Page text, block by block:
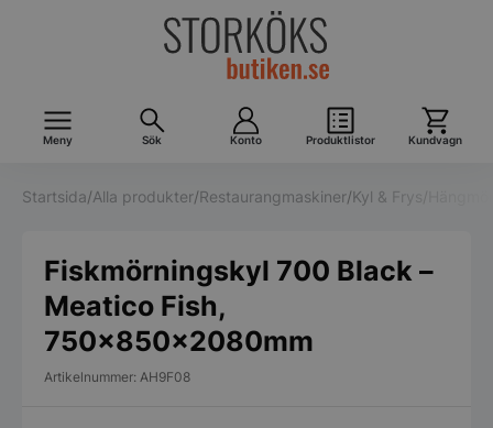
Meny Sök Konto Produktlistor Kundvagn
Startsida/Alla produkter/Restaurangmaskiner/Kyl & Frys /
Fiskmörningskyl 700 Black –
Meatico Fish,
750x850x2080mm
Artikelnummer: AH9F08